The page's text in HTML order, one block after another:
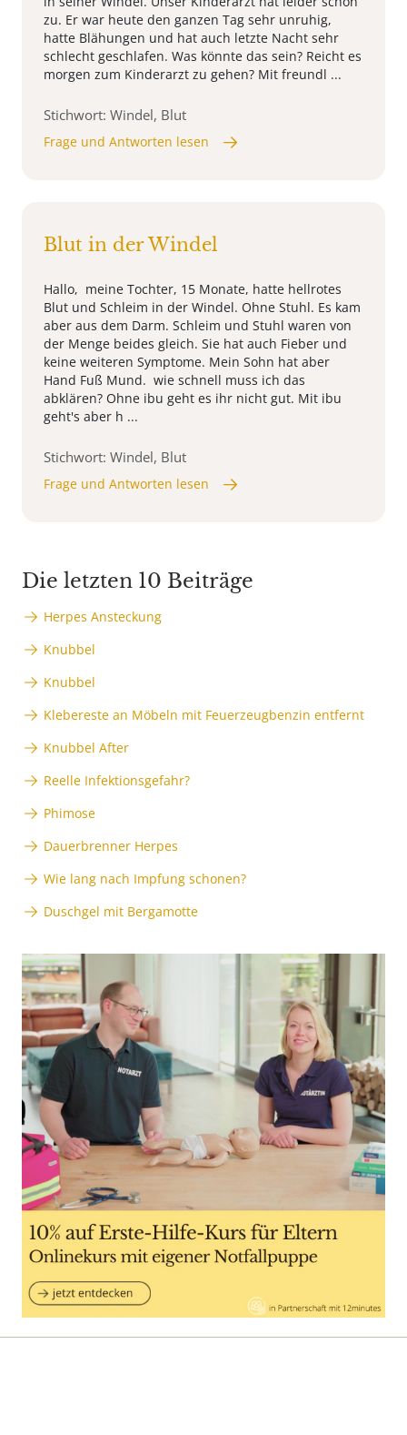
zu. Er war heute den ganzen Tag sehr unruhig,
hatte Blähungen und hat auch letzte Nacht sehr
schlecht geschlafen. Was könnte das sein? Reicht es
morgen zum Kinderarzt zu gehen? Mit freundl ...
Stichwort: Windel, Blut
Frage und Antworten lesen
Blut in der Windel
Hallo, meine Tochter, 15 Monate, hatte hellrotes
Blut und Schleim in der Windel. Ohne Stuhl. Es kam
aber aus dem Darm. Schleim und Stuhl waren von
der Menge beides gleich. Sie hat auch Fieber und
keine weiteren Symptome. Mein Sohn hat aber
Hand Fuß Mund. wie schnell muss ich das
abklären? Ohne ibu geht es ihr nicht gut. Mit ibu
geht's aber h ...
Stichwort: Windel, Blut
Frage und Antworten lesen
Die letzten 10 Beiträge
Herpes Ansteckung
Knubbel
Knubbel
Klebereste an Möbeln mit Feuerzeugbenzin entfernt
Knubbel After
Reelle Infektionsgefahr?
Phimose
Dauerbrenner Herpes
Wie lang nach Impfung schonen?
Duschgel mit Bergamotte